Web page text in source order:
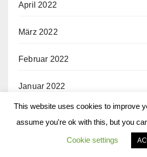
April 2022
März 2022
Februar 2022
Januar 2022
November 2021
This website uses cookies to improve
assume you're ok with this, but you
Cookie settings